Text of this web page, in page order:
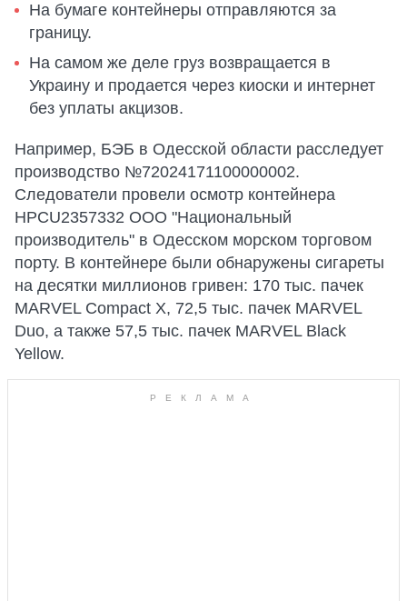
На бумаге контейнеры отправляются за
границу.
На самом же деле груз возвращается в
Украину и продается через киоски и интернет
без уплаты акцизов.
Например, БЭБ в Одесской области расследует
производство №72024171100000002.
Следователи провели осмотр контейнера
HPCU2357332 ООО "Национальный
производитель" в Одесском морском торговом
порту. В контейнере были обнаружены сигареты
на десятки миллионов гривен: 170 тыс. пачек
MARVEL Compact X, 72,5 тыс. пачек MARVEL
Duo, а также 57,5 тыс. пачек MARVEL Black
Yellow.